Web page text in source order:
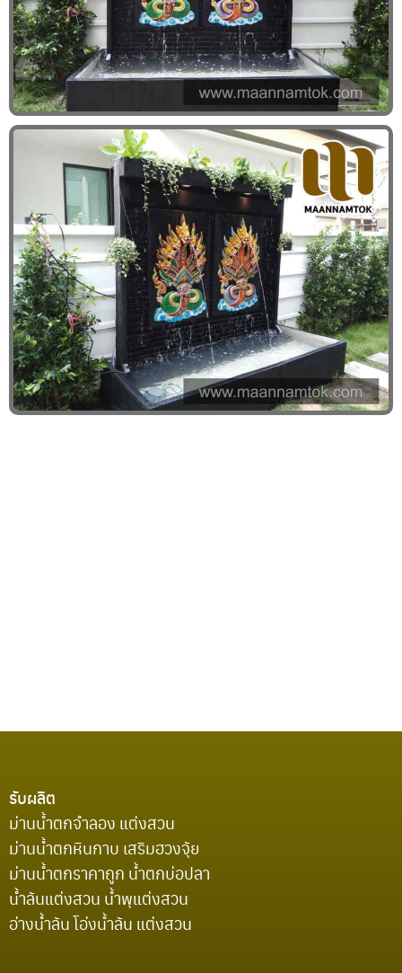
รับผลิต
ม่านน้ำตกจำลอง แต่งสวน
ม่านน้ำตกหินกาบ เสริมฮวงจุ้ย
ม่านน้ำตกราคาถูก น้ำตกบ่อปลา
น้ำล้นแต่งสวน น้ำพุแต่งสวน
อ่างน้ำล้น โอ่งน้ำล้น แต่งสวน